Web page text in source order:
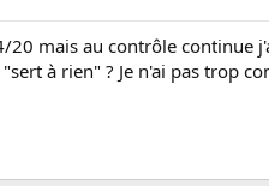
20 mais au contrôle continue
à rien" ? Je n'ai pas trop